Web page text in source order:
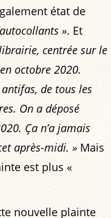
état de
». Et
centrée sur le
octobre 2020.
de tous les
On a déposé
Ça n’a jamais
après-midi. » Mais
est plus «
nouvelle plainte